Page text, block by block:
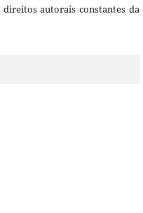
autorais constantes da